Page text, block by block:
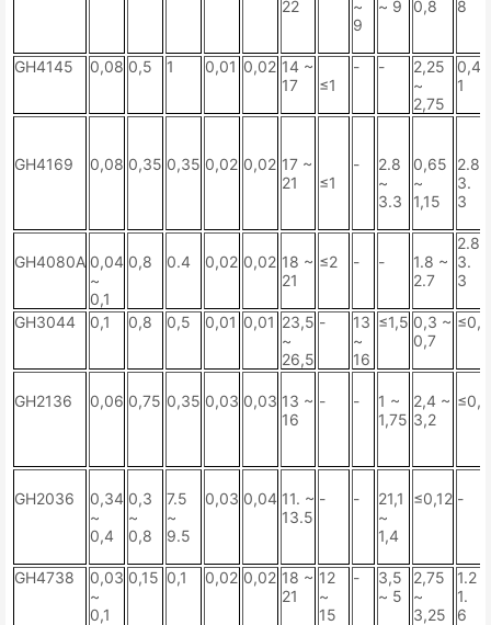
22
~
9
~ 9
0,8
8
GH4145 0,08 0,5 1 0,01 0,02 14 ~
17
≤1
- -
2,25
~
2,75
0,4
1
GH4169 0,08 0,35 0,35 0,02 0,02 17 ~
21
≤1
-
2.8
~
3.3
0,65
~
1,15
2.8
3.
3
GH4080A 0,04
~
0,1
0,8 0.4 0,02 0,02 18 ~
21
≤2 - -
1.8 ~
2.7
2.8
3.
3
GH3044 0,1 0,8 0,5 0,01 0,01 23,5
~
26,5
-
13
~
16
≤1,5 0,3 ~
0,7
≤0,5
GH2136 0,06 0,75 0,35 0,03 0,03 13 ~
16
- -
1 ~
1,75
2,4 ~
3,2
GH2036
0,34
~
0,4
0,3
~
0,8
7.5
~
9.5
0,03 0,04 11. ~
13.5
- -
21,1
~
1,4
≤0,12 -
GH4738
0,03
~
0,1
0,15 0,1 0,02 0,02 18 ~
21
12
~
15
-
3,5
~ 5
2,75
~
3,25
1.2 ~
1.
6